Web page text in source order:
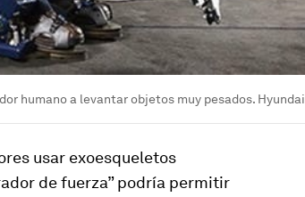
humano a levantar objetos muy pesados. Hyundai
usar exoesqueletos
de fuerza” podría permitir